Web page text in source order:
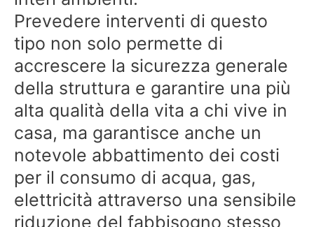
Prevedere interventi di questo
tipo non solo permette di
accrescere la sicurezza generale
della struttura e garantire una più
alta qualità della vita a chi vive in
casa, ma garantisce anche un
notevole abbattimento dei costi
per il consumo di acqua, gas,
elettricità attraverso una sensibile
riduzione del fabbisogno stesso